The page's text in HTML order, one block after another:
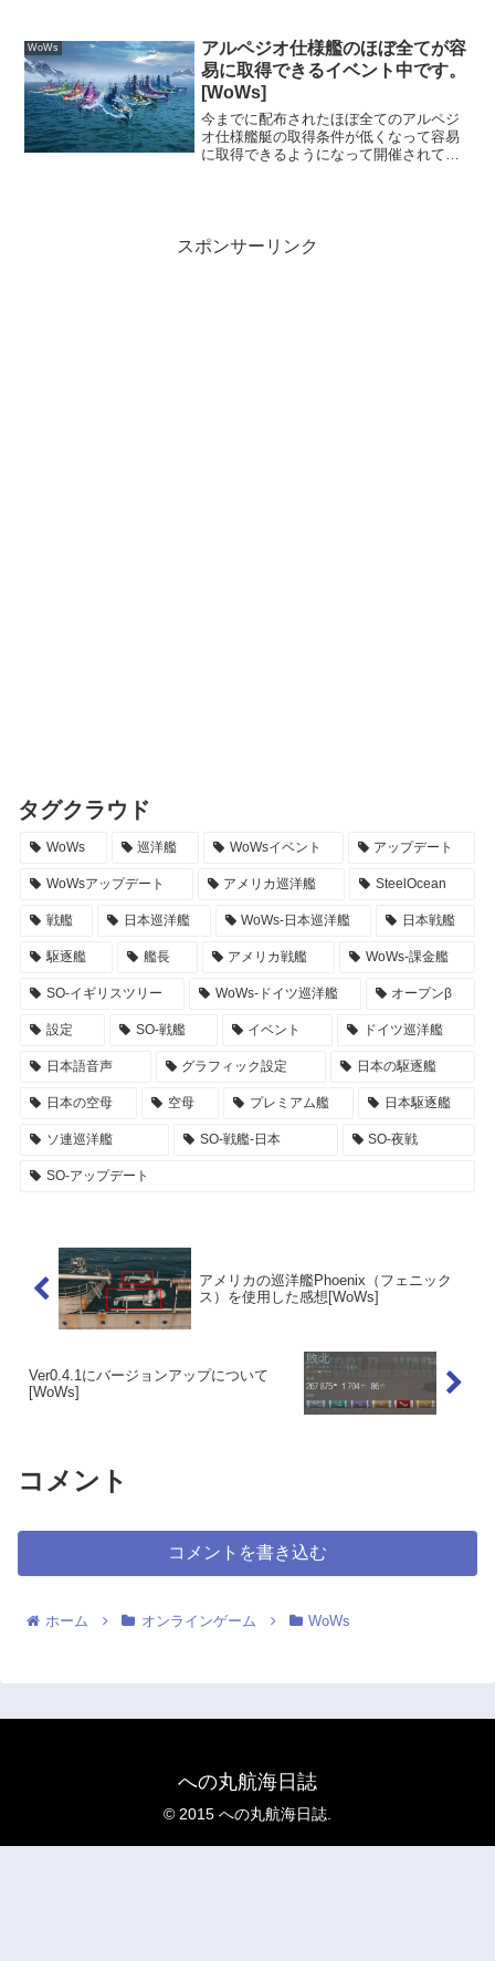
WoWs
アルペジオ仕様艦のほぼ全てが容
易に取得できるイベント中です。
[WoWs]
今までに配布されたほぼ全てのアルペジ
オ仕様艦艇の取得条件が低くなって容易
に取得できるようになって開催されてい
スポンサーリンク
タグクラウド
WoWs 巡洋艦 WoWsイベント アップデート
WoWsアップデート アメリカ巡洋艦 SteelOcean
戦艦 日本巡洋艦 WoWs-日本巡洋艦 日本戦艦
駆逐艦 艦長 アメリカ戦艦 WoWs-課金艦
SO-イギリスツリー WoWs-ドイツ巡洋艦 オープンβ
設定 SO-戦艦 イベント ドイツ巡洋艦
日本語音声 グラフィック設定 日本の駆逐艦
日本の空母 空母 プレミアム艦 日本駆逐艦
ソ連巡洋艦 SO-戦艦-日本 SO-夜戦
SO-アップデート
アメリカの巡洋艦Phoenix（フェニック
ス）を使用した感想[WoWs]
Ver0.4.1にバージョンアップについて
[WoWs]
コメント
コメントを書き込む
ホーム オンラインゲーム WoWs
への丸航海日誌
© 2015 への丸航海日誌.